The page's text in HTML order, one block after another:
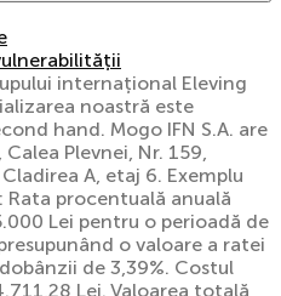
internațional Eleving
noastră este
hand. Mogo IFN S.A. are
Plevnei, Nr. 159,
A, etaj 6. Exemplu
procentuală anuală
Lei pentru o perioadă de
o valoare a ratei
de 3,39%. Costul
Lei. Valoarea totală